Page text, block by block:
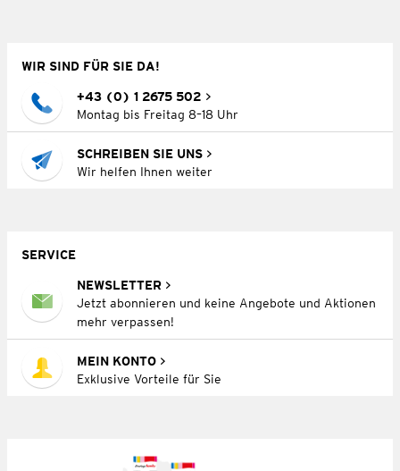
WIR SIND FÜR SIE DA!
+43 (0) 1 2675 502
Montag bis Freitag 8–18 Uhr
SCHREIBEN SIE UNS
Wir helfen Ihnen weiter
SERVICE
NEWSLETTER
Jetzt abonnieren und keine Angebote und Aktionen
mehr verpassen!
MEIN KONTO
Exklusive Vorteile für Sie